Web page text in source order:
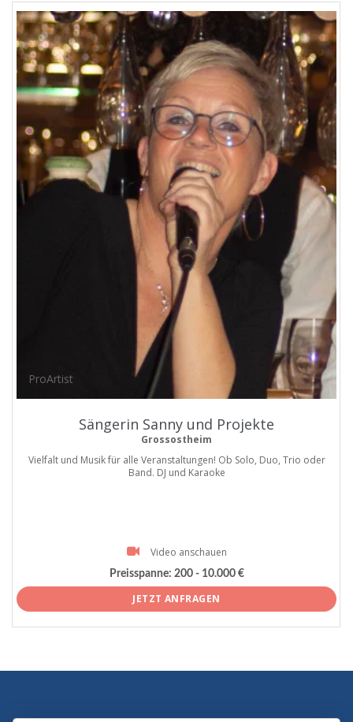
ProArtist
Sängerin Sanny und Projekte
Grossostheim
Vielfalt und Musik für alle Veranstaltungen! Ob Solo, Duo, Trio oder
Band. DJ und Karaoke
Video anschauen
Preisspanne: 200 - 10.000 €
JETZT ANFRAGEN